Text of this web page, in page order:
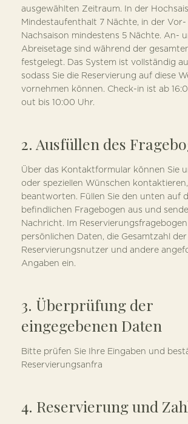
ausgewählten Zeitraum. In der
Mindestaufenthalt 7 Nächte, in der Vor-
Nachsaison mindestens 5 Nächte. An-
Abreisetage sind während der
festgelegt. Das System ist vollständig
sodass Sie die Reservierung auf diese
vornehmen können. Check-in ist ab
out bis 10:00 Uhr.
2. Ausfüllen des
Über das Kontaktformular können Sie
oder speziellen Wünschen
beantworten. Füllen Sie den unten auf
befindlichen Fragebogen aus und
Nachricht. Im
persönlichen Daten, die Gesamtzahl der
Reservierungsnutzer und andere
Angaben ein.
3. Überprüfung der
eingegebenen Daten
Bitte prüfen Sie Ihre Eingaben und
Reservierungsanfra
4. Reservierung und